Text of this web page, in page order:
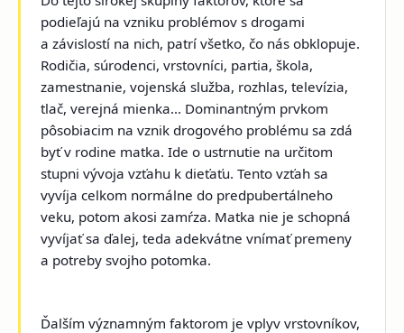
podieľajú na vzniku problémov s drogami
a závislostí na nich, patrí všetko, čo nás obklopuje.
Rodičia, súrodenci, vrstovníci, partia, škola,
zamestnanie, vojenská služba, rozhlas, televízia,
tlač, verejná mienka... Dominantným prvkom
pôsobiacim na vznik drogového problému sa zdá
byť v rodine matka. Ide o ustrnutie na určitom
stupni vývoja vzťahu k dieťaťu. Tento vzťah sa
vyvíja celkom normálne do predpubertálneho
veku, potom akosi zamŕza. Matka nie je schopná
vyvíjať sa ďalej, teda adekvátne vnímať premeny
a potreby svojho potomka.
Ďalším významným faktorom je vplyvvrstovníkov,